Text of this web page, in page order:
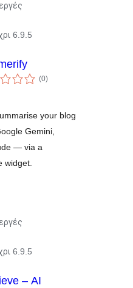
6.9.5
(0αξιολογήσεις
σύνολο
)
your blog
Gemini,
— via a
widget.
6.9.5
– AI